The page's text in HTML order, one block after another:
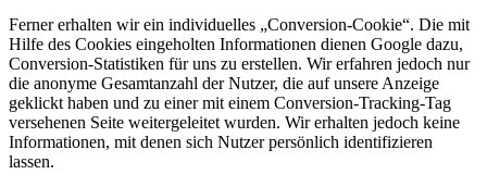
Ferner erhalten wir ein individuelles „Conversion-Cookie“. Die mit
Hilfe des Cookies eingeholten Informationen dienen Google dazu,
Conversion-Statistiken für uns zu erstellen. Wir erfahren jedoch nur
die anonyme Gesamtanzahl der Nutzer, die auf unsere Anzeige
geklickt haben und zu einer mit einem Conversion-Tracking-Tag
versehenen Seite weitergeleitet wurden. Wir erhalten jedoch keine
Informationen, mit denen sich Nutzer persönlich identifizieren
lassen.